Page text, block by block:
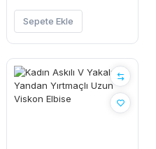
Sepete Ekle